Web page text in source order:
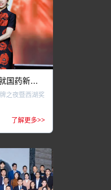
津药达仁堂携手《大国品牌》铸就国药新纪元
之夜暨西湖奖
了解更多>>